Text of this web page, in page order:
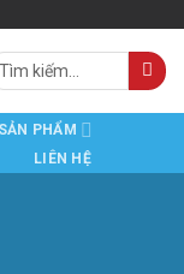
SẢN PHẨM
LIÊN HỆ